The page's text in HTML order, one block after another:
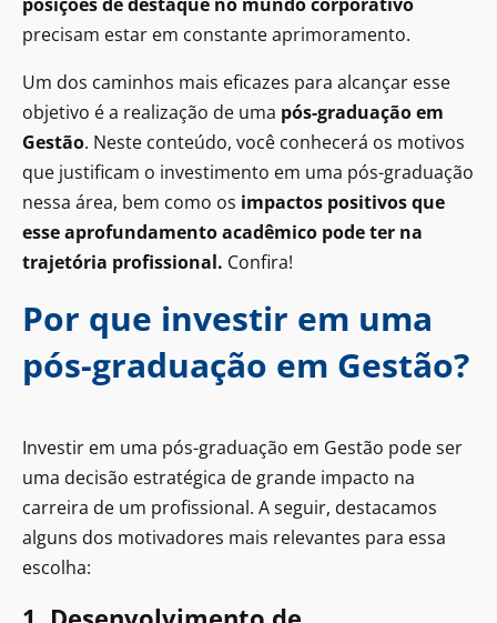
precisam estar em constante aprimoramento.
Um dos caminhos mais eficazes para alcançar esse
objetivo é a realização de uma pós-graduação em
Gestão. Neste conteúdo, você conhecerá os motivos
que justificam o investimento em uma pós-graduação
nessa área, bem como os impactos positivos que
esse aprofundamento acadêmico pode ter na
trajetória profissional. Confira!
Por que investir em uma
pós-graduação em Gestão?
Investir em uma pós-graduação em Gestão pode ser
uma decisão estratégica de grande impacto na
carreira de um profissional. A seguir, destacamos
alguns dos motivadores mais relevantes para essa
escolha: